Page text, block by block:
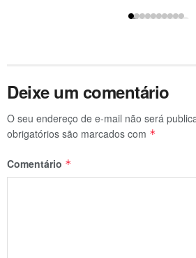
Deixe um comentário
O seu endereço de e-mail não será
obrigatórios são marcados com *
Comentário *